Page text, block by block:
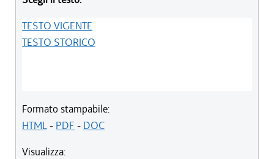
TESTO VIGENTE
TESTO STORICO
Formato stampabile:
HTML- PDF - DOC
Visualizza: